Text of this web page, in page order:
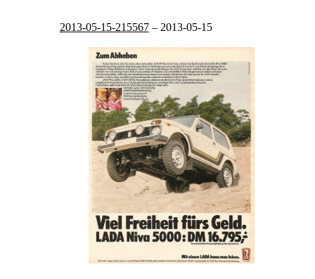
2013-05-15-215567– 2013-05-15